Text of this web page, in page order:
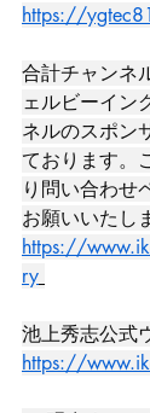
https://
合計チャンネ
ェルビーイン
ネルのスポン
ております。
り問い合わせ
お願いいたし
https://
ry
池上秀志公式
https://